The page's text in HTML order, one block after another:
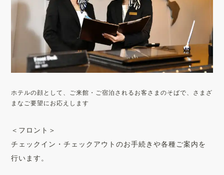
ホテルの顔として、ご来館・ご宿泊されるお客さまのそばで、さまざ
まなご要望にお応えします
＜フロント＞
チェックイン・チェックアウトのお手続きや各種ご案内を
行います。